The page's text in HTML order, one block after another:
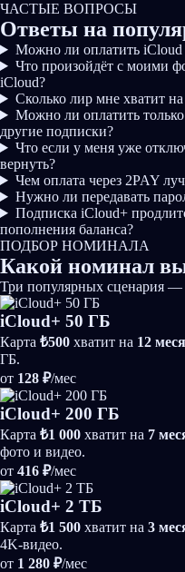
ЧАСТЫЕ ВОПРОСЫ
Ответы на
Можно ли оплатить iCloud
Что произойдёт с моими
iCloud?
Сколько лир мне хватит
Можно ли оплатить
другие подписки?
Что если у меня уже
вернуть?
Чем оплата через 2PAY
Нужно ли передавать
Подписка iCloud+
пополнения баланса?
ПОДБОР НОМИНАЛА
Какой номинал
Три популярных сценария
iCloud+ 50 ГБ
Карта ₺500 хватит на 12
ГБ.
от 128 ₽/мес
iCloud+ 200 ГБ
Карта ₺1 000 хватит на 7
фото и видео.
от 416 ₽/мес
iCloud+ 2 ТБ
Карта ₺1 500 хватит на 3
4K-видео.
от 1 280 ₽/мес